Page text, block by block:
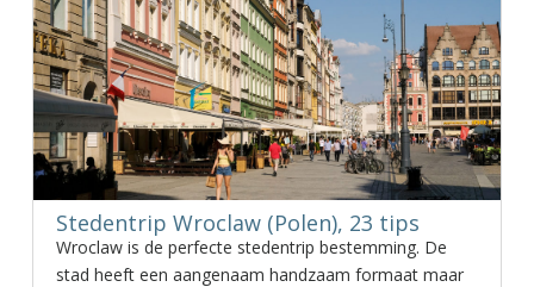
Stedentrip Wroclaw (Polen), 23 tips
Wroclaw is de perfecte stedentrip bestemming. De
stad heeft een aangenaam handzaam formaat maar